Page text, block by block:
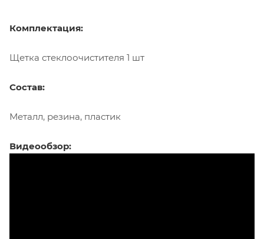
Комплектация:
Щетка стеклоочистителя 1 шт
Состав:
Металл, резина, пластик
Видеообзор: